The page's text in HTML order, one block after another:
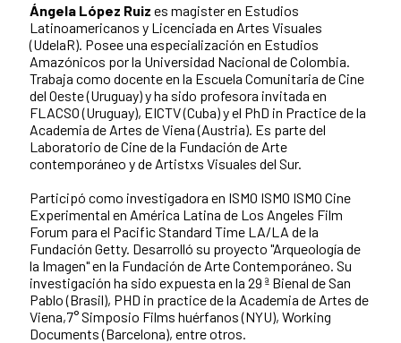
Ángela López Ruiz es magister en Estudios
Latinoamericanos y Licenciada en Artes Visuales
(UdelaR). Posee una especialización en Estudios
Amazónicos por la Universidad Nacional de Colombia.
Trabaja como docente en la Escuela Comunitaria de Cine
del Oeste (Uruguay) y ha sido profesora invitada en
FLACSO (Uruguay), EICTV (Cuba) y el PhD in Practice de la
Academia de Artes de Viena (Austria). Es parte del
Laboratorio de Cine de la Fundación de Arte
contemporáneo y de Artistxs Visuales del Sur.
Participó como investigadora en ISMO ISMO ISMO Cine
Experimental en América Latina de Los Angeles Film
Forum para el Pacific Standard Time LA/LA de la
Fundación Getty. Desarrolló su proyecto "Arqueología de
la Imagen" en la Fundación de Arte Contemporáneo. Su
investigación ha sido expuesta en la 29 ª Bienal de San
Pablo (Brasil), PHD in practice de la Academia de Artes de
Viena,7° Simposio Films huérfanos (NYU), Working
Documents (Barcelona), entre otros.